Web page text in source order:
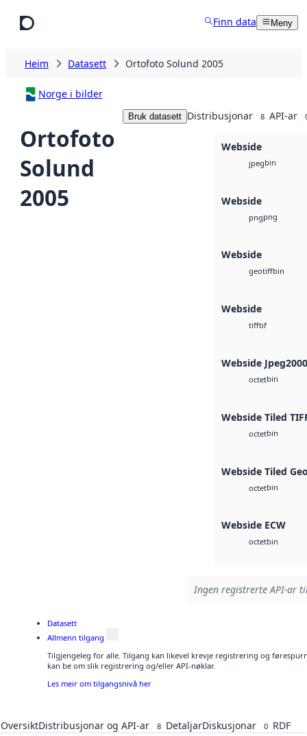
Finn data Meny
Heim Datasett Ortofoto Solund 2005
Norge i bilder
Ortofoto
Solund
2005
Bruk datasett Distribusjonar 8 API-ar
Webside
jpegbin
Webside
pngpng
Webside
geotiffbin
Webside
tifftif
Webside Jpeg2000
octetbin
Webside Tiled
octetbin
Webside Tiled
octetbin
Webside ECW
octetbin
Ingen registrerte API-ar
Datasett
Allmenn tilgang
Tilgjengeleg for alle. Tilgang kan likevel krevje registrering og
kan be om slik registrering og/eller API-nøklar.
Les meir om tilgangsnivå her
OversiktDistribusjonar og API-ar 8 DetaljarDiskusjonar 0 RDF